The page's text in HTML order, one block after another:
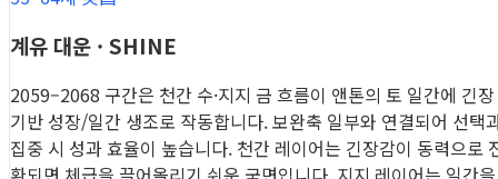
계유 대운 · SHINE
2059–2068 구간은 천간 수·지지 금 흐름이 앤톤의 토 일간에 긴장
기반 성장/일간 생조로 작동합니다. 보완축 일부와 연결되어 선택
집중 시 성과 효율이 높습니다. 천간 레이어는 긴장감이 동력으로